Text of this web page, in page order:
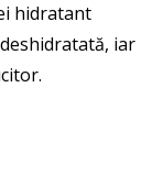
hidratant
iar